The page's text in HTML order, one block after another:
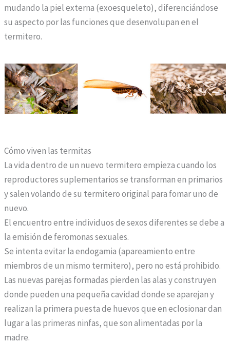
r
q
r
z
a
m
s
e
l
a
n
o
n
i
mudando la piel externa (exoesqueleto), diferenciándose
su aspecto por las funciones que desenvolupan en el
termitero.
Cómo viven las termitas
La vida dentro de un nuevo termitero empieza cuando los
reproductores suplementarios se transforman en primarios
y salen volando de su termitero original para fomar uno de
nuevo.
El encuentro entre individuos de sexos diferentes se debe a
la emisión de feromonas sexuales.
Se intenta evitar la endogamia (apareamiento entre
miembros de un mismo termitero), pero no está prohibido.
Las nuevas parejas formadas pierden las alas y construyen
donde pueden una pequeña cavidad donde se aparejan y
realizan la primera puesta de huevos que en eclosionar dan
lugar a las primeras ninfas, que son alimentadas por la
madre.